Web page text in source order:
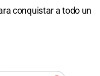
conquistar a todo un